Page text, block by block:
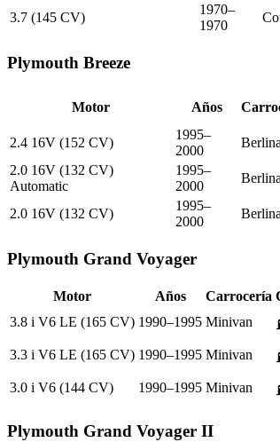
3.7 (145 CV)
1970–
1970
Plymouth Breeze
Motor Años
2.4 16V (152 CV)
1995–
2000
Berlina
2.0 16V (132 CV)
Automatic
1995–
2000
Berlina
2.0 16V (132 CV)
1995–
2000
Berlina
Plymouth Grand Voyager
Motor Años Carrocería
3.8 i V6 LE (165 CV) 1990–1995 Minivan
3.3 i V6 LE (165 CV) 1990–1995 Minivan
3.0 i V6 (144 CV) 1990–1995 Minivan
Plymouth Grand Voyager II